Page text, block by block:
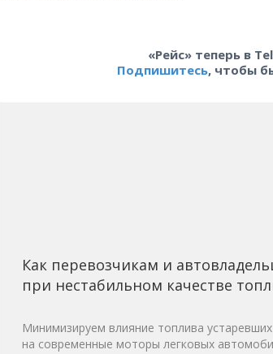
«Рейс» теперь в
Подпишитесь, чтобы
Как перевозчикам и
при нестабильном качестве
Минимизируем влияние топлива
на современные моторы легковых